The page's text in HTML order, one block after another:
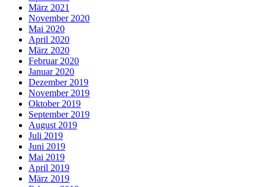
März 2021
November 2020
Mai 2020
April 2020
März 2020
Februar 2020
Januar 2020
Dezember 2019
November 2019
Oktober 2019
September 2019
August 2019
Juli 2019
Juni 2019
Mai 2019
April 2019
März 2019